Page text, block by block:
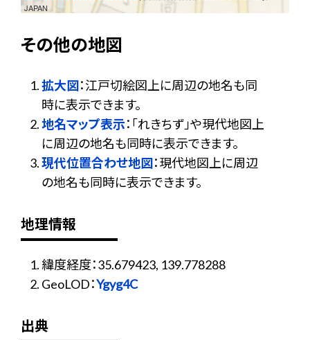
JAPAN
その他の地図
拡大図：江戸切絵図上に周辺の地名も同
時に表示できます。
地名マップ表示：「れきちず」や現代地図上
に周辺の地名も同時に表示できます。
現代位置合わせ地図：現代地図上に周辺
の地名も同時に表示できます。
地理情報
緯度経度：35.679423, 139.778288
GeoLOD：Ygyg4C
出典